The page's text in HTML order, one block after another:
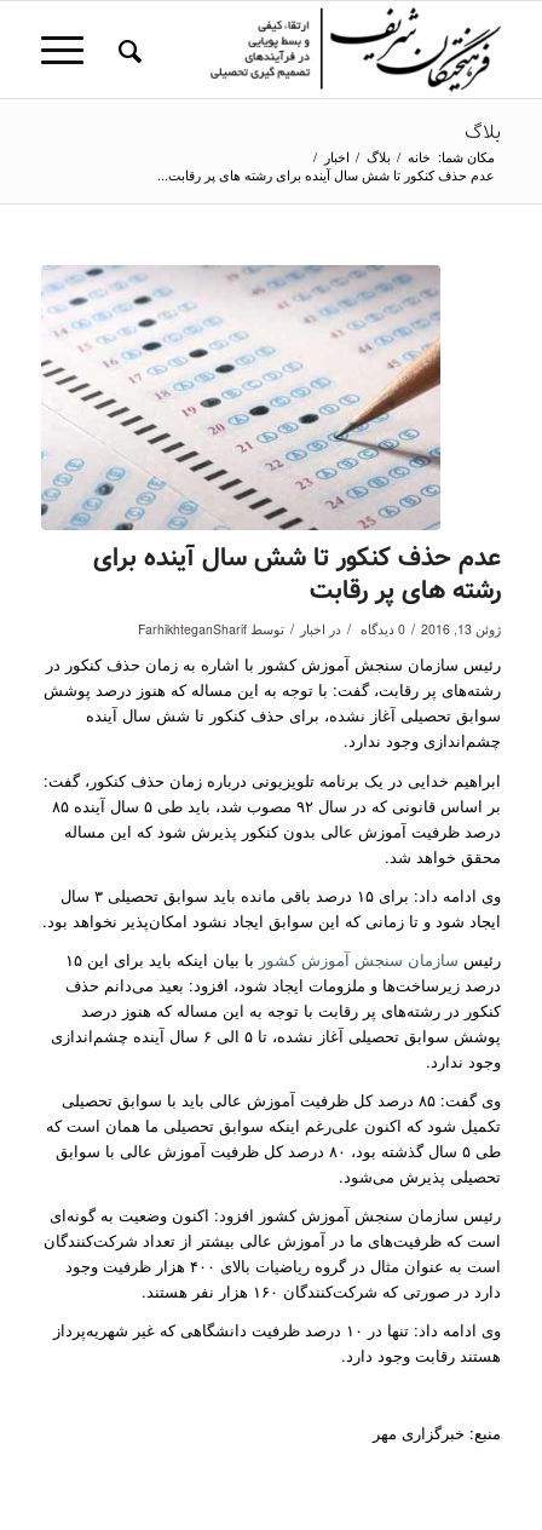
بلاگ
مکان شما: خانه / بلاگ / اخبار /
عدم حذف کنکور تا شش سال آینده برای رشته های پر رقابت...
عدم حذف کنکور تا شش سال آینده برای
رشته های پر رقابت
ژوئن 13, 2016 / 0 دیدگاه / در اخبار / توسط FarhikhteganSharif
رئیس سازمان سنجش آموزش کشور با اشاره به زمان حذف کنکور در
رشته‌های پر رقابت، گفت: با توجه به این مساله که هنوز درصد پوشش
سوابق تحصیلی آغاز نشده، برای حذف کنکور تا شش سال آینده
چشم‌اندازی وجود ندارد.
ابراهیم خدایی در یک برنامه تلویزیونی درباره زمان حذف کنکور، گفت:
بر اساس قانونی که در سال ۹۲ مصوب شد، باید طی ۵ سال آینده ۸۵
درصد ظرفیت آموزش عالی بدون کنکور پذیرش شود که این مساله
محقق خواهد شد.
وی ادامه داد: برای ۱۵ درصد باقی مانده باید سوابق تحصیلی ۳ سال
ایجاد شود و تا زمانی که این سوابق ایجاد نشود امکان‌پذیر نخواهد بود.
رئیس سازمان سنجش آموزش کشور
با بیان اینکه باید برای این ۱۵
درصد زیرساخت‌ها و ملزومات ایجاد شود، افزود: بعید می‌دانم حذف
کنکور در رشته‌های پر رقابت با توجه به این مساله که هنوز درصد
پوشش سوابق تحصیلی آغاز نشده، تا ۵ الی ۶ سال آینده چشم‌اندازی
وجود ندارد.
وی گفت: ۸۵ درصد کل ظرفیت آموزش عالی باید با سوابق تحصیلی
تکمیل شود که اکنون علی‌رغم اینکه سوابق تحصیلی ما همان است که
طی ۵ سال گذشته بود، ۸۰ درصد کل ظرفیت آموزش عالی با سوابق
تحصیلی پذیرش می‌شود.
رئیس سازمان سنجش آموزش کشور افزود: اکنون وضعیت به گونه‌ای
است که ظرفیت‌های ما در آموزش عالی بیشتر از تعداد شرکت‌کنندگان
است به عنوان مثال در گروه ریاضیات بالای ۴۰۰ هزار ظرفیت وجود
دارد در صورتی که شرکت‌کنندگان ۱۶۰ هزار نفر هستند.
وی ادامه داد: تنها در ۱۰ درصد ظرفیت دانشگاهی که غیر شهریه‌پرداز
هستند رقابت وجود دارد.
منبع: خبرگزاری مهر